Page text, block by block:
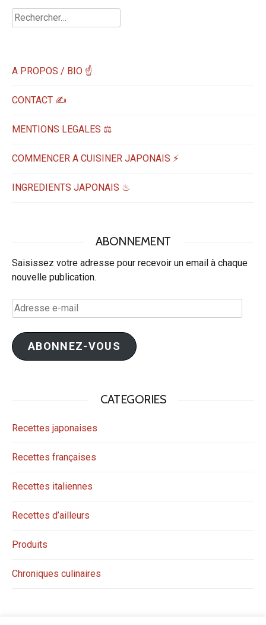
Rechercher :
A PROPOS / BIO ☝
CONTACT ✍️
MENTIONS LEGALES ⚖️
COMMENCER A CUISINER JAPONAIS ⚡
INGREDIENTS JAPONAIS ♨
ABONNEMENT
Saisissez votre adresse pour recevoir un email à chaque
nouvelle publication.
Adresse
e-
mail
ABONNEZ-VOUS
CATEGORIES
Recettes japonaises
Recettes françaises
Recettes italiennes
Recettes d’ailleurs
Produits
Chroniques culinaires